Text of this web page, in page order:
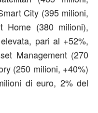
City (395 milioni,
Home (380 milioni),
pari al +52%,
Management (270
(250 milioni, +40%)
di euro, 2% del